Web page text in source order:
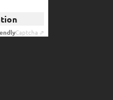
Captcha ⇗